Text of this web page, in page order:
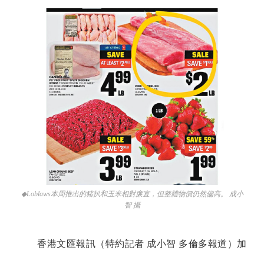
◆Loblaws本周推出的豬扒和玉米相對廉宜，但整體物價仍然偏高。 成小
智 攝
香港文匯報訊（特約記者 成小智 多倫多報道）加